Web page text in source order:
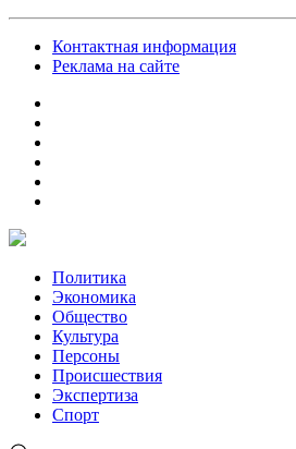
Контактная информация
Реклама на сайте
Политика
Экономика
Общество
Культура
Персоны
Происшествия
Экспертиза
Спорт